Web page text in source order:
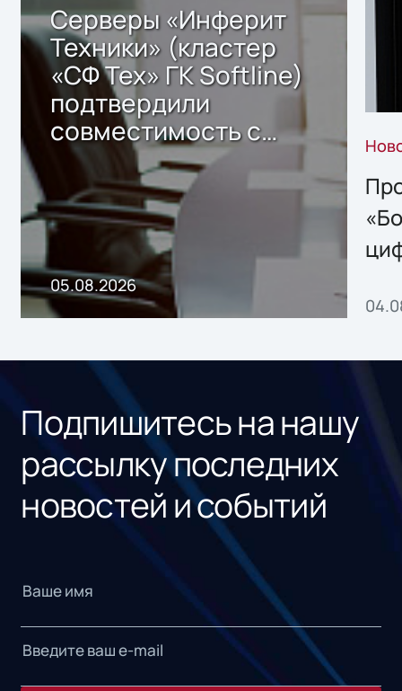
Серверы «Инферит
Техники» (кластер
«СФ Тех» ГК Softline)
подтвердили
совместимость с
решением Sharx
Storage 2.x для
хранения данных
05.08.2026
Подпишитесь на нашу
рассылку последних
новостей и событий